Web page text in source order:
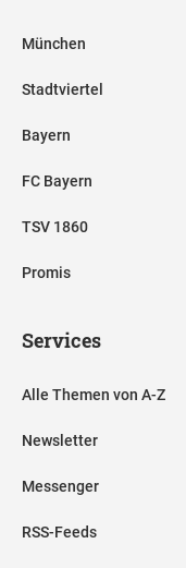
München
Stadtviertel
Bayern
FC Bayern
TSV 1860
Promis
Services
Alle Themen von A-Z
Newsletter
Messenger
RSS-Feeds